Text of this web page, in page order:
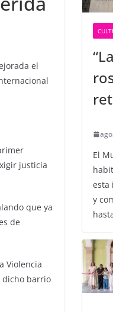
el
justicia
que ya
de
Violencia
dicho barrio
El
esta
y